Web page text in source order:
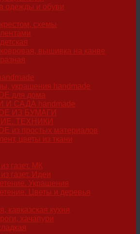
одежды и обуви
схемы
вышивка на канве
украшения handmade
для дома
И САДА handmade
ИЗ БУМАГИ
ТЕХНИКИ
из простых материалов
цветы из ткани
газет. МК
газет. Идеи
Украшения
Цветы и деревья
кавказская кухня
хачапури